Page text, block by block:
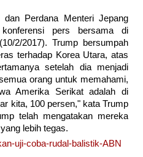
Perdana Menteri Jepang
pers bersama di
2/2017). Trump bersumpah
terhadap Korea Utara, atas
setelah dia menjadi
orang untuk memahami,
Amerika Serikat adalah di
kita, 100 persen," kata Trump
telah mengatakan mereka
lebih tegas.